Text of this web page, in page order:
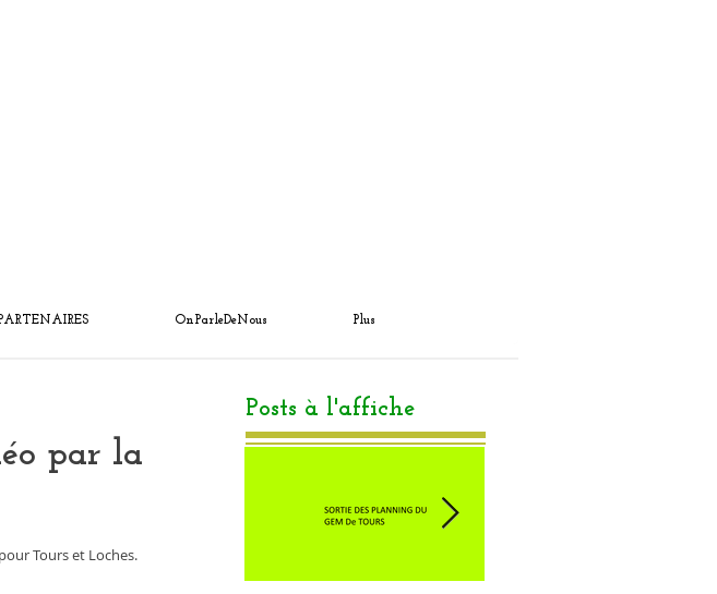
OnParleDeNous Plus
par la
Tours et Loches.
Posts à l'affiche